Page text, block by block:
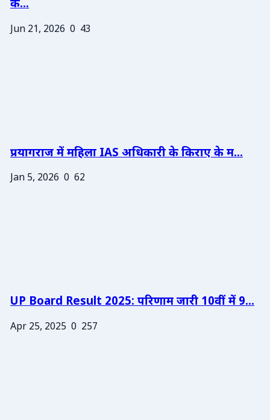
के...
Jun 21, 2026 0 43
प्रयागराज में महिला IAS अधिकारी के किराए के म...
Jan 5, 2026 0 62
UP Board Result 2025: परिणाम जारी 10वीं में 9...
Apr 25, 2025 0 257